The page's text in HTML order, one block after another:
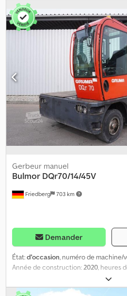
triplex, couleur:
, Le Combilift
élévateur à chargement latéral de
heures de fonctionnement. Il est
Friedberg 703 km
Gerbeur manuel
Bulmor DQr70/14/45V
Demander
État:d'occasion, numéro de machine/
Année de construction: 2020 , heures
,
levée libre:1 900 mm, centre de